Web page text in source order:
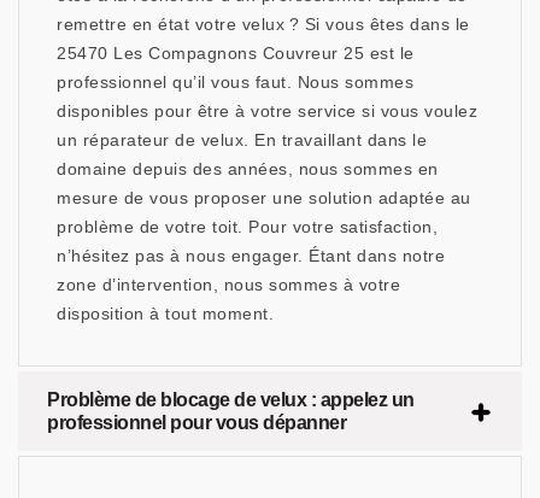
remettre en état votre velux ? Si vous êtes dans le
25470 Les Compagnons Couvreur 25 est le
professionnel qu’il vous faut. Nous sommes
disponibles pour être à votre service si vous voulez
un réparateur de velux. En travaillant dans le
domaine depuis des années, nous sommes en
mesure de vous proposer une solution adaptée au
problème de votre toit. Pour votre satisfaction,
n’hésitez pas à nous engager. Étant dans notre
zone d’intervention, nous sommes à votre
disposition à tout moment.
Problème de blocage de velux : appelez un
professionnel pour vous dépanner